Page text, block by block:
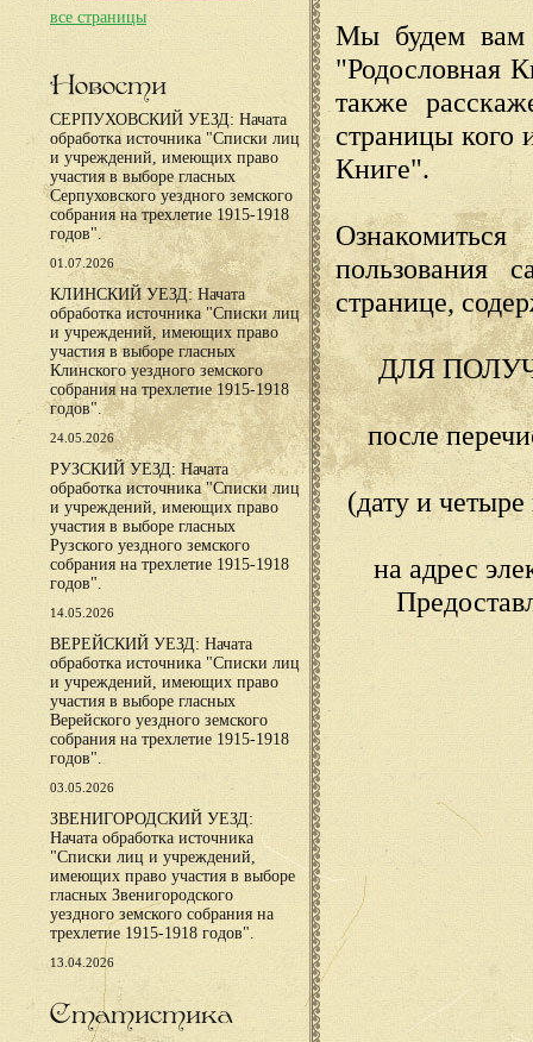
все страницы
Новости
СЕРПУХОВСКИЙ УЕЗД: Начата
обработка источника "Списки лиц
и учреждений, имеющих право
участия в выборе гласных
Серпуховского уездного земского
собрания на трехлетие 1915-1918
годов".
01.07.2026
КЛИНСКИЙ УЕЗД: Начата
обработка источника "Списки лиц
и учреждений, имеющих право
участия в выборе гласных
Клинского уездного земского
собрания на трехлетие 1915-1918
годов".
24.05.2026
РУЗСКИЙ УЕЗД: Начата
обработка источника "Списки лиц
и учреждений, имеющих право
участия в выборе гласных
Рузского уездного земского
собрания на трехлетие 1915-1918
годов".
14.05.2026
ВЕРЕЙСКИЙ УЕЗД: Начата
обработка источника "Списки лиц
и учреждений, имеющих право
участия в выборе гласных
Верейского уездного земского
собрания на трехлетие 1915-1918
годов".
03.05.2026
ЗВЕНИГОРОДСКИЙ УЕЗД:
Начата обработка источника
"Списки лиц и учреждений,
имеющих право участия в выборе
гласных Звенигородского
уездного земского собрания на
трехлетие 1915-1918 годов".
13.04.2026
Статистика
Мы будем вам
"Родословная
также
страницы кого
Книге".
пользования
странице,
ДЛЯ
после
(дату и
на адрес